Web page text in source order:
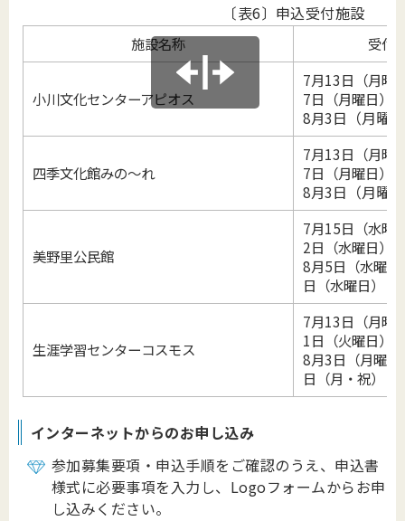
〔表6〕申込受付施設
施設名称 受付
小川文化センターアピオス
7月13日（月曜
7日（月曜日）
8月3日（月曜
四季文化館みの～れ
7月13日（月曜
7日（月曜日）
8月3日（月曜
美野里公民館
7月15日（水曜
2日（水曜日）
8月5日（水曜
日（水曜日）
生涯学習センターコスモス
7月13日（月曜
1日（火曜日）
8月3日（月曜日
日（月・祝）
インターネットからのお申し込み
参加募集要項・申込手順をご確認のうえ、申込書
様式に必要事項を入力し、 Logoフォームからお申
し込みください。